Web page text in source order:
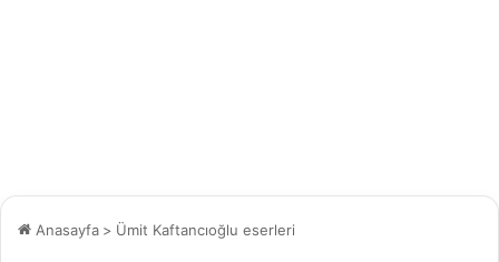
Anasayfa > Ümit Kaftancıoğlu eserleri